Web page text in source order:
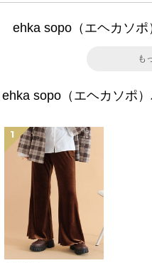
ehka sopo（エヘカソ
も
ehka sopo（エヘカソポ
1